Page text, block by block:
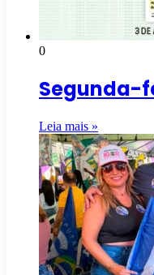
0
Segunda-
Leia mais »